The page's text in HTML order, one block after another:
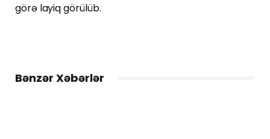
görə layiq görülüb.
Bənzər Xəbərlər